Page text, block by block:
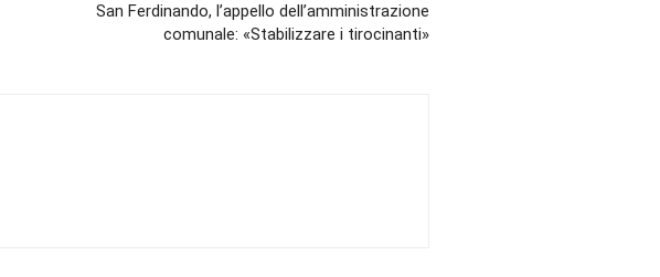
San Ferdinando, l’appello dell’amministrazione
comunale: «Stabilizzare i tirocinanti»